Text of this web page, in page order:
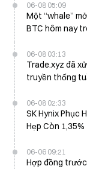
06-08 05:09
Một “whale”
BTC hôm nay
06-08 03:13
Trade.xyz đã
truyền thống
06-08 02:33
SK Hynix Phục
Hẹp Còn
06-06 09:21
Hợp đồng